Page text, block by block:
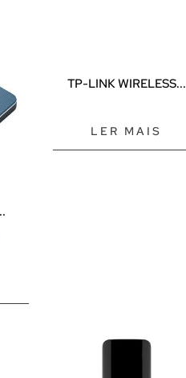
TP-LINK WIRELESS...
LER MAIS